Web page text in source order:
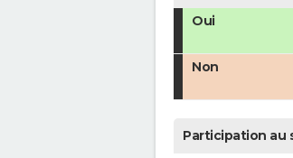
Oui
Non
Participation au